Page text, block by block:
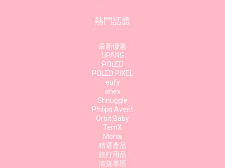
熱門話題
最新優惠
UPANG
POLED
POLED PIXEL
eufy
anex
Shnuggle
Philips Avent
Orbit Baby
TernX
Monai
精選產品
旅行用品
清貨專區